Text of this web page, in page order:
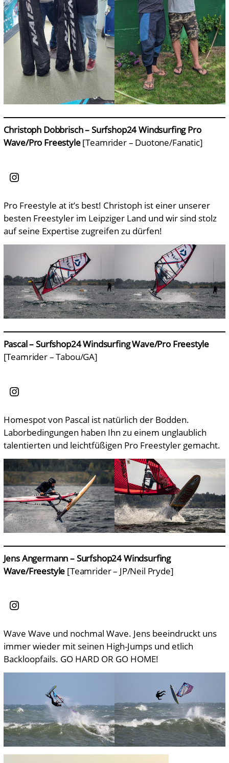
Christoph Dobbrisch – Surfshop24 Windsurfing Pro
Wave/Pro Freestyle[Teamrider – Duotone/Fanatic]
Instagram
Pro Freestyle at it’s best! Christoph ist einer unserer
besten Freestyler im Leipziger Land und wir sind stolz
auf seine Expertise zugreifen zu dürfen!
Pascal – Surfshop24 Windsurfing Wave/Pro Freestyle
[Teamrider – Tabou/GA]
Instagram
Homespot von Pascal ist natürlich der Bodden.
Laborbedingungen haben Ihn zu einem unglaublich
talentierten und leichtfüßigen Pro Freestyler gemacht.
Jens Angermann – Surfshop24 Windsurfing
Wave/Freestyle [Teamrider – JP/Neil Pryde]
Instagram
Wave Wave und nochmal Wave. Jens beeindruckt uns
immer wieder mit seinen High-Jumps und etlich
Backloopfails. GO HARD OR GO HOME!